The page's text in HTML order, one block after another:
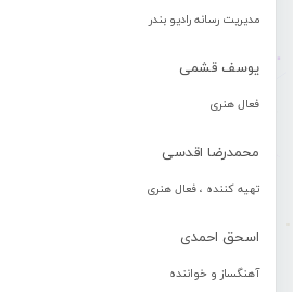
مدیریت رسانه رادیو بندر
یوسف قشمی
فعال هنری
محمدرضا اقدسی
تهیه کننده ، فعال هنری
اسحق احمدی
آهنگساز و خواننده